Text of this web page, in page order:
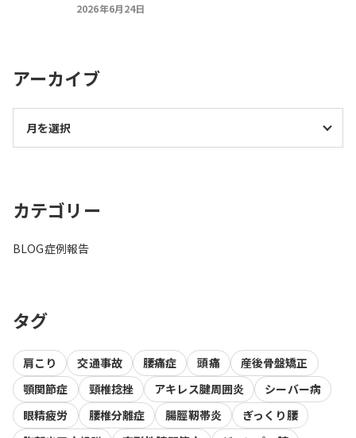
2026年6月24日
アーカイブ
カテゴリー
BLOG症例報告
タグ
肩こり 交通事故 腰痛症 頭痛
産後骨盤矯正
顎関節症
頸椎捻挫 アキレス腱周囲炎
シーバー病
眼精疲労
腰椎分離症 腸脛靭帯炎
ぎっくり腰